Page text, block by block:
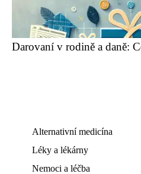
Darovaní v rodině a daně:
Alternativní medicína
Léky a lékárny
Nemoci a léčba